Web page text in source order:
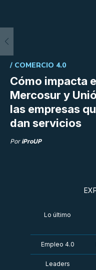
Cómo impacta
Mercosur y
las empresas
dan servicios
/ COMERCIO 4.0
Por iProUP
Lo último
Empleo 4.0
Leaders